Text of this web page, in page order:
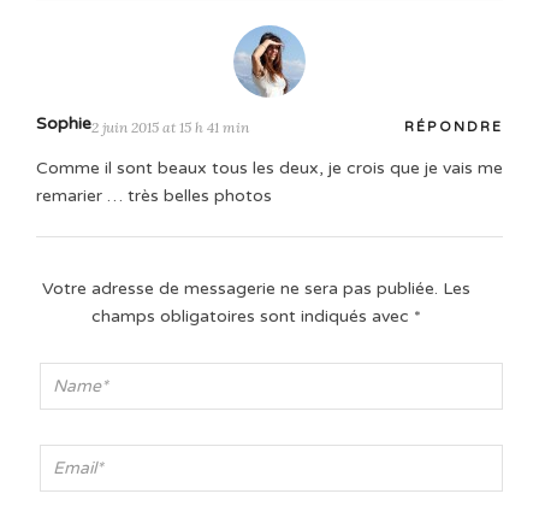
Sophie2 juin 2015 at 15 h 41 min RÉPONDRE
Comme il sont beaux tous les deux, je crois que je vais me
remarier … très belles photos
Votre adresse de messagerie ne sera pas publiée. Les
champs obligatoires sont indiqués avec *